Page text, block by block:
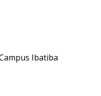
Ibatiba